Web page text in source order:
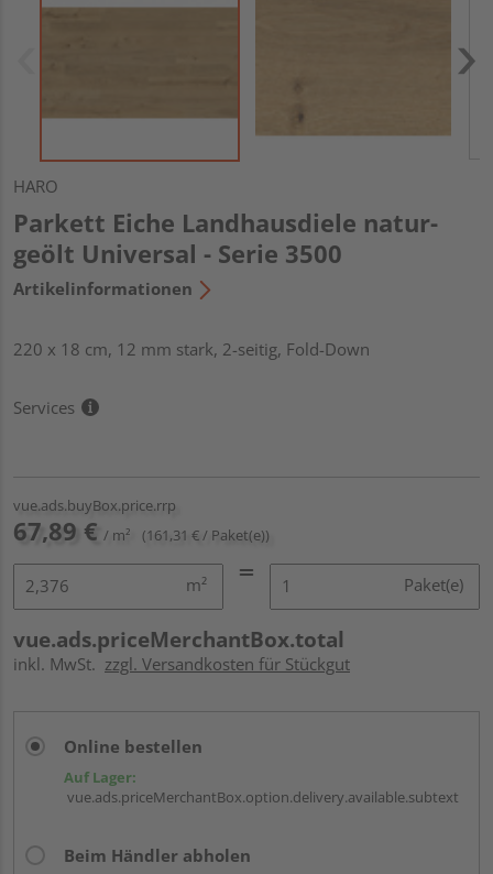
HARO
Parkett Eiche Landhausdiele natur-
geölt Universal - Serie 3500
Artikelinformationen
220 x 18 cm, 12 mm stark, 2-seitig, Fold-Down
Services
vue.ads.buyBox.price.rrp
67,89 € / m² (161,31 € / Paket(e))
m² Paket(e)
vue.ads.priceMerchantBox.total
inkl. MwSt. zzgl. Versandkosten für Stückgut
Online bestellen
Auf Lager:
vue.ads.priceMerchantBox.option.delivery.available.subtext
Beim Händler abholen